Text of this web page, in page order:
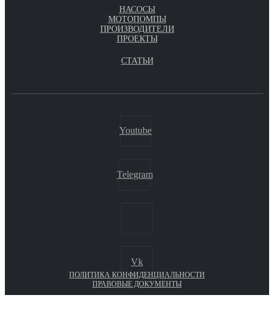
НАСОСЫ
МОТОПОМПЫ
ПРОИЗВОДИТЕЛИ
ПРОЕКТЫ
СТАТЬИ
Youtube
Telegram
Vk
ПОЛИТИКА КОНФИДЕНЦИАЛЬНОСТИ
ПРАВОВЫЕ ДОКУМЕНТЫ